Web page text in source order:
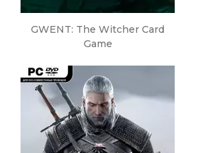
GWENT: The Witcher Card
Game